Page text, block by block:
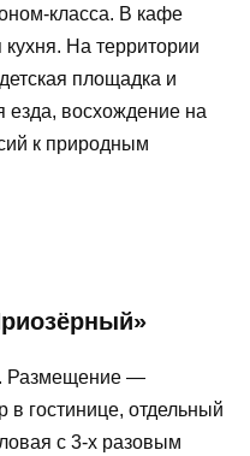
класса. В кафе
На территории
площадка и
езда, восхождение на
к природным
Размещение —
гостинице, отдельный
с 3-х разовым